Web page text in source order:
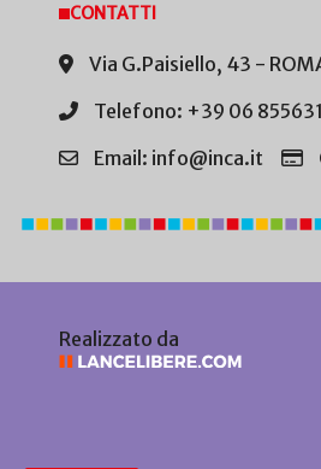
CONTATTI
Via G.Paisiello, 43 -
Telefono: +39 06 855631
Email: info@inca.it
Realizzato da